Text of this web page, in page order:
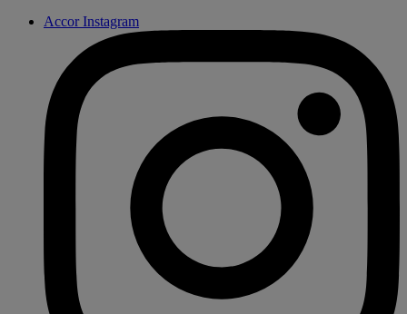
Accor Instagram